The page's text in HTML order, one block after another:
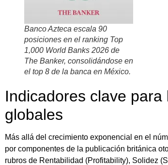
Banco Azteca escala 90
posiciones en el ranking Top
1,000 World Banks 2026 de
The Banker, consolidándose en
el top 8 de la banca en México.
Indicadores clave
globales
Más allá del crecimiento exponencial en el
por componentes de la publicación británica
rubros de Rentabilidad (Profitability), Solidez